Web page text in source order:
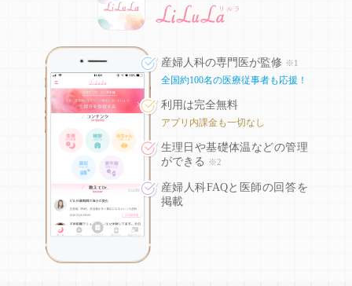
産婦人科の専門医が監修 ※1
全国約100名の医療従事者も応援！
利用は完全無料
アプリ内課金も一切なし
生理日や基礎体温などの管理
ができる
※2
産婦人科FAQと医師の回答を
掲載